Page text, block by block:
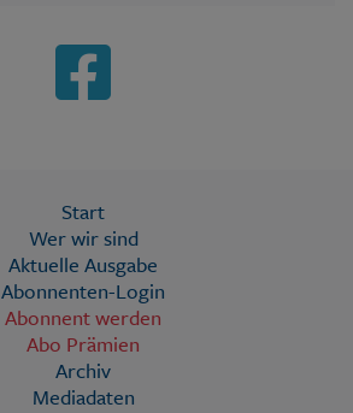
Start
Wer wir sind
Aktuelle Ausgabe
Abonnenten-Login
Abonnent werden
Abo Prämien
Archiv
Mediadaten